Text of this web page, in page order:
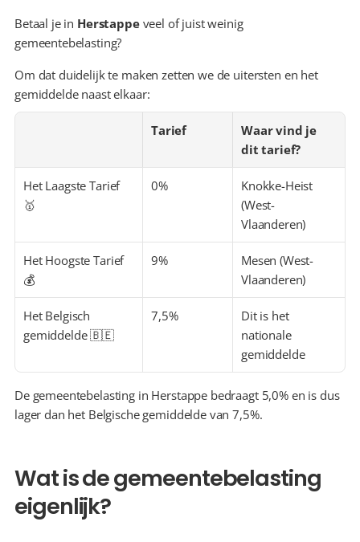
Betaal je in Herstappe veel of juist weinig
gemeentebelasting?
Om dat duidelijk te maken zetten we de uitersten en het
gemiddelde naast elkaar:
Tarief
Waar vind je
dit tarief?
Het Laagste Tarief
🥇
0%
Knokke-Heist
(West-
Vlaanderen)
Het Hoogste Tarief
💰
9%
Mesen (West-
Vlaanderen)
Het Belgisch
gemiddelde 🇧🇪
7,5%
Dit is het
nationale
gemiddelde
De gemeentebelasting in Herstappe bedraagt 5,0% en is dus
lager dan het Belgische gemiddelde van 7,5%.
Wat is de gemeentebelasting
eigenlijk?